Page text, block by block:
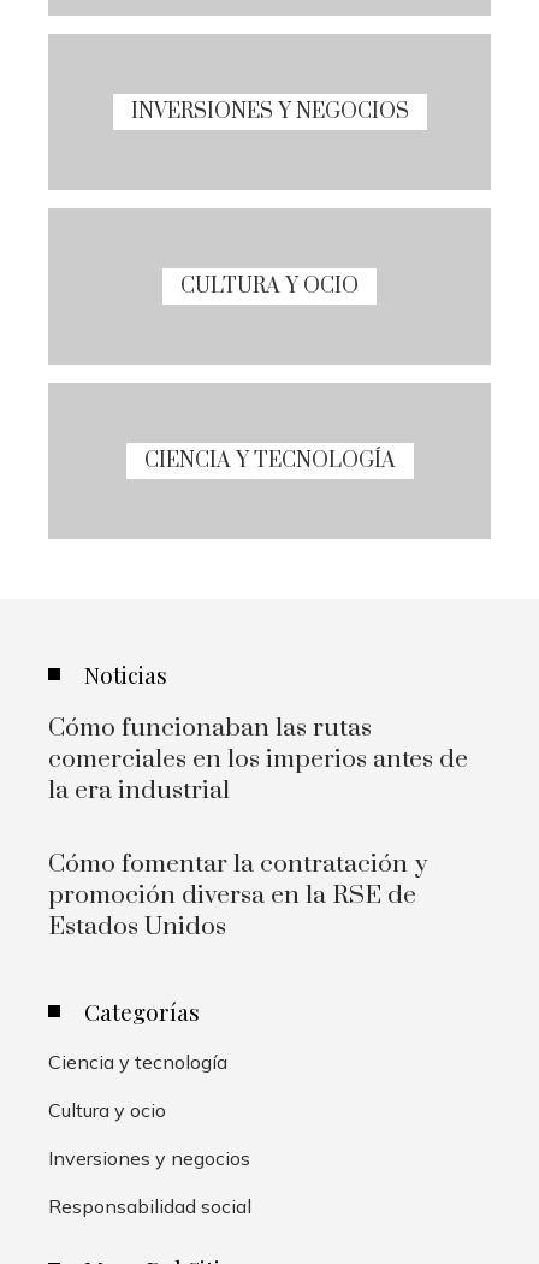
INVERSIONES Y NEGOCIOS
CULTURA Y OCIO
CIENCIA Y TECNOLOGÍA
Noticias
Cómo funcionaban las rutas
comerciales en los imperios antes de
la era industrial
Cómo fomentar la contratación y
promoción diversa en la RSE de
Estados Unidos
Categorías
Ciencia y tecnología
Cultura y ocio
Inversiones y negocios
Responsabilidad social